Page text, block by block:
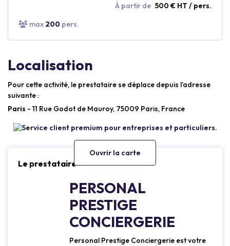
À partir de 500 € HT / pers.
max 200 pers.
Localisation
Pour cette activité, le prestataire se déplace depuis l’adresse
suivante :
Paris - 11 Rue Godot de Mauroy, 75009 Paris, France
Ouvrir la carte
Le prestataire
PERSONAL
PRESTIGE
CONCIERGERIE
Personal Prestige Conciergerie est votre